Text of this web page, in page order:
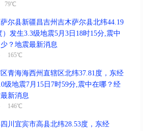
79℃
尔县新疆昌吉州吉木萨尔县北纬44.19
）发生3.3级地震5月3日18时15分,震中
？地震最新消息
165℃
青海海西州直辖区北纬37.81度，东经
级地震7月15日7时59分,震中在哪？经
新消息
146℃
川宜宾市高县北纬28.53度，东经